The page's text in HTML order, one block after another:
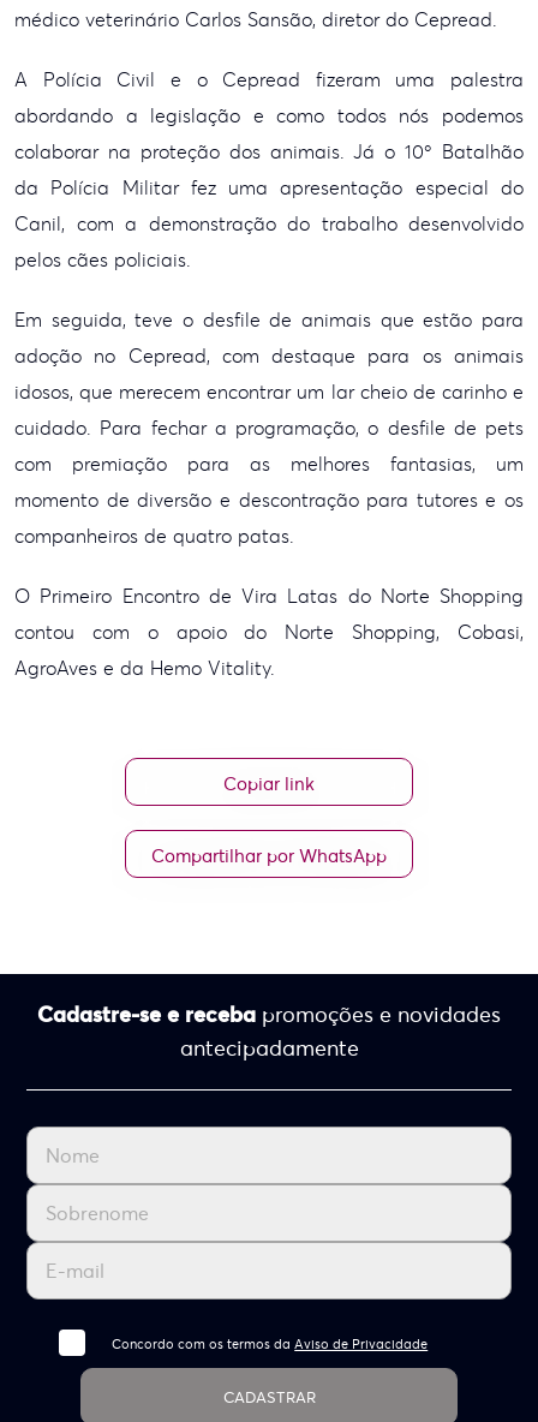
médico veterinário Carlos Sansão, diretor do Cepread.
A Polícia Civil e o Cepread fizeram uma palestra
abordando a legislação e como todos nós podemos
colaborar na proteção dos animais. Já o 10º Batalhão
da Polícia Militar fez uma apresentação especial do
Canil, com a demonstração do trabalho desenvolvido
pelos cães policiais.
Em seguida, teve o desfile de animais que estão para
adoção no Cepread, com destaque para os animais
idosos, que merecem encontrar um lar cheio de carinho e
cuidado. Para fechar a programação, o desfile de pets
com premiação para as melhores fantasias, um
momento de diversão e descontração para tutores e os
companheiros de quatro patas.
O Primeiro Encontro de Vira Latas do Norte Shopping
contou com o apoio do Norte Shopping, Cobasi,
AgroAves e da Hemo Vitality.
Copiar link
Compartilhar por WhatsApp
Cadastre-se e receba promoções e novidades
antecipadamente
Concordo com os termos daAviso de Privacidade
CADASTRAR